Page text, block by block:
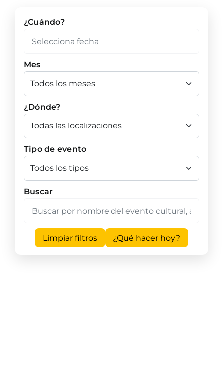
¿Cuándo?
Mes
¿Dónde?
Tipo de evento
Buscar
Limpiar filtros ¿Qué hacer hoy?